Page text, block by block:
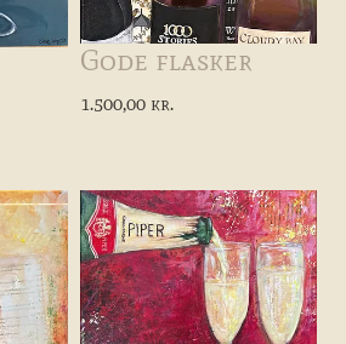
Gode flasker
1.500,00 kr.